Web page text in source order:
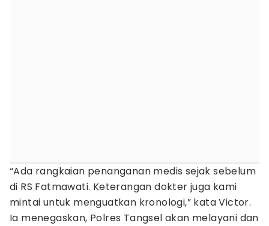
“Ada rangkaian penanganan medis sejak sebelum
di RS Fatmawati. Keterangan dokter juga kami
mintai untuk menguatkan kronologi,” kata Victor.
Ia menegaskan, Polres Tangsel akan melayani dan